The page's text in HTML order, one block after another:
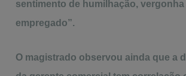
sentimento de humilhação,
empregado”.
O magistrado observou ainda que a